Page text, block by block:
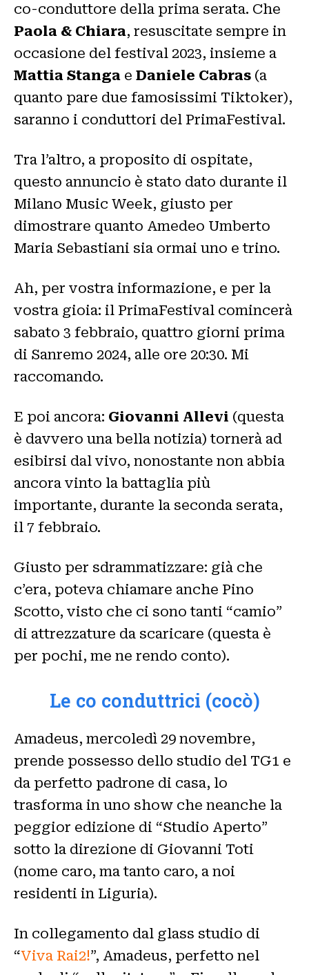
co-conduttore della prima serata. Che
Paola & Chiara, resuscitate sempre in
occasione del festival 2023, insieme a
Mattia Stanga e Daniele Cabras (a
quanto pare due famosissimi Tiktoker),
saranno i conduttori del PrimaFestival.
Tra l’altro, a proposito di ospitate,
questo annuncio è stato dato durante il
Milano Music Week, giusto per
dimostrare quanto Amedeo Umberto
Maria Sebastiani sia ormai uno e trino.
Ah, per vostra informazione, e per la
vostra gioia: il PrimaFestival comincerà
sabato 3 febbraio, quattro giorni prima
di Sanremo 2024, alle ore 20:30. Mi
raccomando.
E poi ancora: Giovanni Allevi (questa
è davvero una bella notizia) tornerà ad
esibirsi dal vivo, nonostante non abbia
ancora vinto la battaglia più
importante, durante la seconda serata,
il 7 febbraio.
Giusto per sdrammatizzare: già che
c’era, poteva chiamare anche Pino
Scotto, visto che ci sono tanti “camio”
di attrezzature da scaricare (questa è
per pochi, me ne rendo conto).
Le co conduttrici (cocò)
Amadeus, mercoledì 29 novembre,
prende possesso dello studio del TG1 e
da perfetto padrone di casa, lo
trasforma in uno show che neanche la
peggior edizione di “Studio Aperto”
sotto la direzione di Giovanni Toti
(nome caro, ma tanto caro, a noi
residenti in Liguria).
In collegamento dal glass studio di
“Viva Rai2!”, Amadeus, perfetto nel